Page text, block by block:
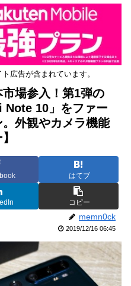
広告が含まれています。
場参入！第1弾の
Note 10」をファー
外観やカメラ機能
はてブ
コピー
memn0ck
2019/12/16 06:45